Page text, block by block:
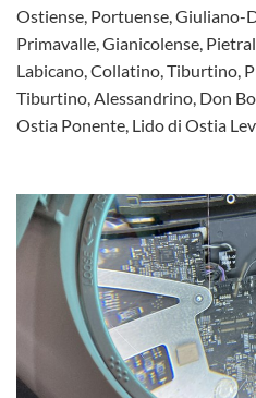
Ostiense, Portuense, Giuliano-
Primavalle, Gianicolense,
Labicano, Collatino, Tiburtino,
Tiburtino, Alessandrino, Don
Ostia Ponente, Lido di Ostia